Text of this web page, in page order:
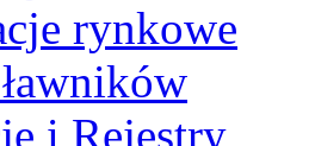
rynkowe
i Rejestry